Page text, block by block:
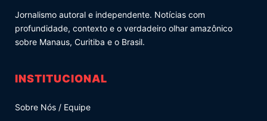
Jornalismo autoral e independente. Notícias com
profundidade, contexto e o verdadeiro olhar amazônico
sobre Manaus, Curitiba e o Brasil.
INSTITUCIONAL
Sobre Nós / Equipe